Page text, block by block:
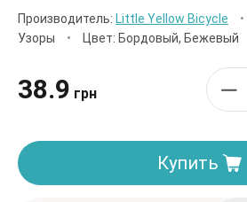
Производитель: Little Yellow Bicycle •
Узоры
• Цвет: Бордовый, Бежевый
38.9 грн
Купить